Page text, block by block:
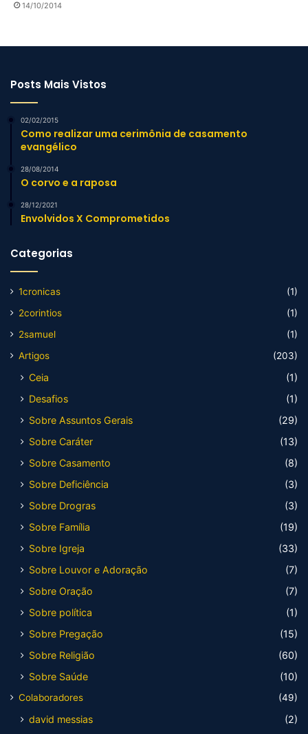
14/10/2014
Posts Mais Vistos
02/02/2015
Como realizar uma cerimônia de casamento
evangélico
28/08/2014
O corvo e a raposa
28/12/2021
Envolvidos X Comprometidos
Categorias
1cronicas
(1)
2corintios
(1)
2samuel
(1)
Artigos
(203)
Ceia
(1)
Desafios
(1)
Sobre Assuntos Gerais
(29)
Sobre Caráter
(13)
Sobre Casamento
(8)
Sobre Deficiência
(3)
Sobre Drogras
(3)
Sobre Família
(19)
Sobre Igreja
(33)
Sobre Louvor e Adoração
(7)
Sobre Oração
(7)
Sobre política
(1)
Sobre Pregação
(15)
Sobre Religião
(60)
Sobre Saúde
(10)
Colaboradores (49)
david messias
(2)